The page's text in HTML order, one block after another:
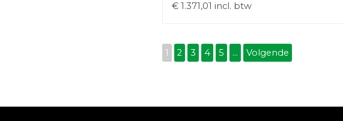
€ 1.371,01 incl. btw
1 2 3 4 5 ... Volgende